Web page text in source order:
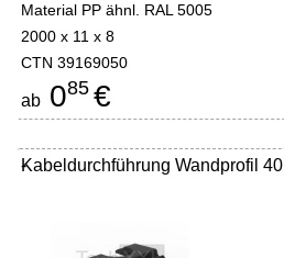
Material PP ähnl. RAL 5005
2000 x 11 x 8
CTN 39169050
ab 085 €
Kabeldurchführung Wandprofil 40
-